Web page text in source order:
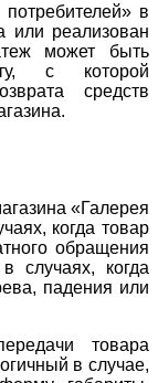
в
или реализован
может быть
с которой
средств
«Галерея
когда товар
обращения
случаях, когда
падения или
товара
в случае,